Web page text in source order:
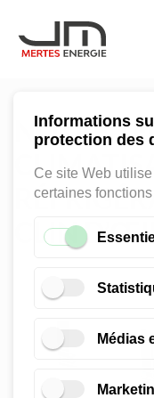
Informations
protection des
Ce site Web
certaines
Médias
NOTRE
CLIN